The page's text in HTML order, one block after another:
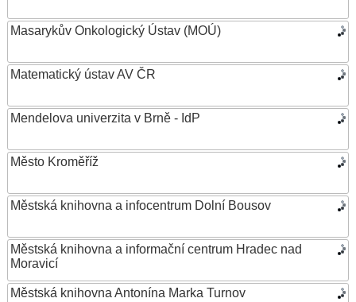
Masarykův Onkologický Ústav (MOÚ)
Matematický ústav AV ČR
Mendelova univerzita v Brně - IdP
Město Kroměříž
Městská knihovna a infocentrum Dolní Bousov
Městská knihovna a informační centrum Hradec nad
Moravicí
Městská knihovna Antonína Marka Turnov